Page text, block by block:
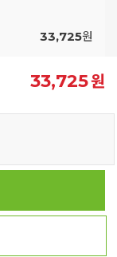
33,725원
33,725원